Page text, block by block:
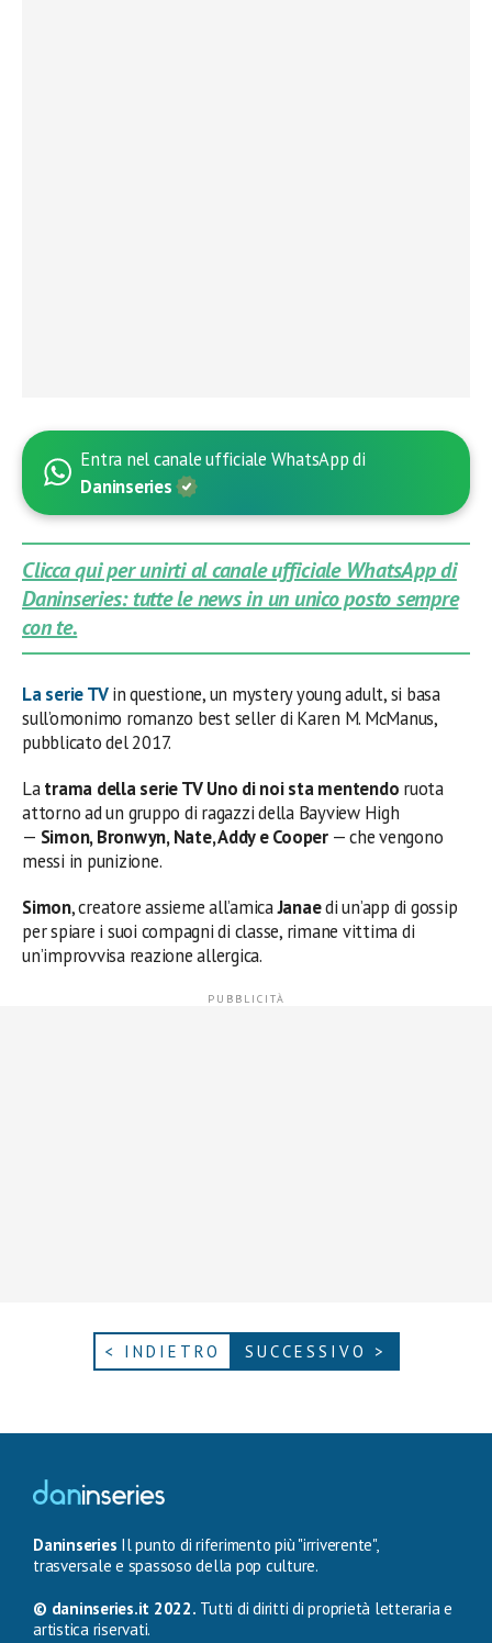
Entra nel canale ufficiale WhatsApp di
Daninseries
Clicca qui per unirti al canale ufficiale WhatsApp di
Daninseries: tutte le news in un unico posto sempre
con te.
La serie TVin questione, un mystery young adult, si basa
sull’omonimo romanzo best seller di Karen M. McManus,
pubblicato del 2017.
Latrama della serie TV Uno di noi sta mentendo ruota
attorno ad un gruppo di ragazzi della Bayview High
— Simon, Bronwyn, Nate, Addy e Cooper— che vengono
messi in punizione.
Simon, creatore assieme all’amicaJanaedi un’app di gossip
per spiare i suoi compagni di classe, rimane vittima di
un’improvvisa reazione allergica.
< INDIETRO SUCCESSIVO >
Daninseries Il punto di riferimento più "irriverente",
trasversale e spassoso della pop culture.
© daninseries.it 2022. Tutti di diritti di proprietà letteraria e
artistica riservati.